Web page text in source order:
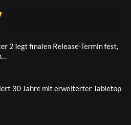
2 legt finalen Release-Termin fest,
30 Jahre mit erweiterter Tabletop-